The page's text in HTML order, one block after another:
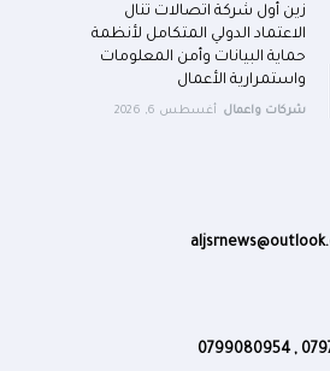
زين أول شركة اتصالات تنال
الاعتماد الدولي المتكامل لأنظمة
حماية البيانات وأمن المعلومات
واستمرارية الأعمال
شركات واعمال أغسطس 6, 2026